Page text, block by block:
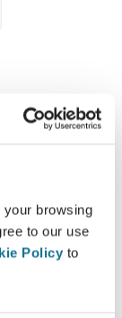
browsing
to our use
Policy to